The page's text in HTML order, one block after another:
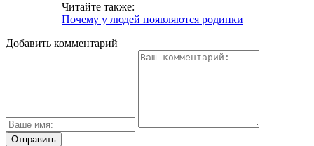
Читайте также:
Почему у людей появляются родинки
Добавить комментарий